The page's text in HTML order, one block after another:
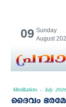
09 Sunday
August
Meditation. - July
ദൈവം